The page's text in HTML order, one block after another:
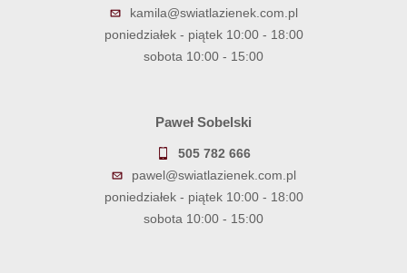
kamila@swiatlazienek.com.pl
poniedziałek - piątek 10:00 - 18:00
sobota 10:00 - 15:00
Paweł Sobelski
505 782 666
pawel@swiatlazienek.com.pl
poniedziałek - piątek 10:00 - 18:00
sobota 10:00 - 15:00